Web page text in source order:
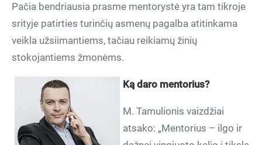
Pačia bendriausia prasme mentorystė yra tam tikroje
srityje patirties turinčių asmenų pagalba atitinkama
veikla užsiimantiems, tačiau reikiamų žinių
stokojantiems žmonėms.
Ką daro mentorius?
M. Tamulionis vaizdžiai
atsako: „Mentorius – ilgo ir